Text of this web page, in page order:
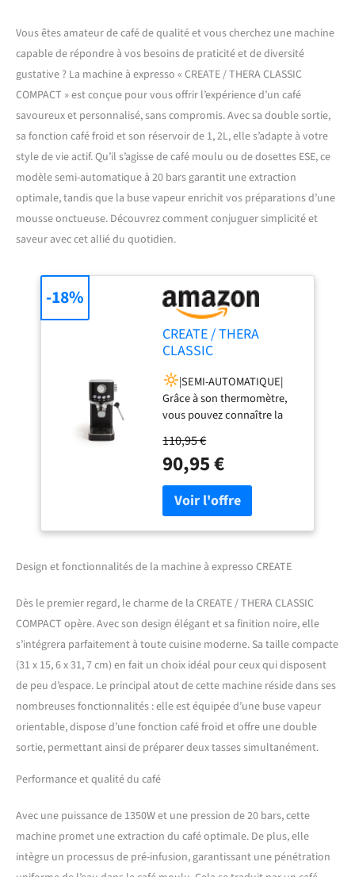
Vous êtes amateur de café de qualité et vous cherchez une machine
capable de répondre à vos besoins de praticité et de diversité
gustative ? La machine à expresso « CREATE / THERA CLASSIC
COMPACT » est conçue pour vous offrir l’expérience d’un café
savoureux et personnalisé, sans compromis. Avec sa double sortie,
sa fonction café froid et son réservoir de 1, 2L, elle s’adapte à votre
style de vie actif. Qu’il s’agisse de café moulu ou de dosettes ESE, ce
modèle semi-automatique à 20 bars garantit une extraction
optimale, tandis que la buse vapeur enrichit vos préparations d’une
mousse onctueuse. Découvrez comment conjuguer simplicité et
saveur avec cet allié du quotidien.
CREATE / THERA
CLASSIC
expresso noire / 20
bars, semi-
automatique, fonction
café froid, double
sortie, réservoir de
1,2L, café moulu et
dosettes ESE 55 mm,
avec buse vapeur,
1350W
|SEMI-AUTOMATIQUE|
Grâce à son thermomètre,
vous pouvez connaître la
température optimale du
café. De plus, cette machine
à café chauffe rapidement
grâce à sa pompe de
pression de 20 bars,
préparant le café en
quelques minutes. Elle est
valve de sécurité avec un
automatique.
|MOULU +
DOSETTES E.S.E. de 55
mm.| Elle est compatible à
la fois avec du café moulu et
des dosettes E.S.E. de 55
mm. Vous pouvez
également préparer deux
cafés à la fois grâce à son
bras à double sortie. Elle
dispose d'un réservoir d'eau
|FONCTION CAFÉ FROID|
Avec cette option, l'eau du
réservoir ne chauffe pas,
donc le café est à la
110,95 €
90,95 €
-18%
Design et fonctionnalités de la machine à expresso CREATE
Dès le premier regard, le charme de la CREATE / THERA CLASSIC
COMPACT opère. Avec son design élégant et sa finition noire, elle
s’intégrera parfaitement à toute cuisine moderne. Sa taille compacte
(31 x 15, 6 x 31, 7 cm) en fait un choix idéal pour ceux qui disposent
de peu d’espace. Le principal atout de cette machine réside dans ses
nombreuses fonctionnalités : elle est équipée d’une buse vapeur
orientable, dispose d’une fonction café froid et offre une double
sortie, permettant ainsi de préparer deux tasses simultanément.
Performance et qualité du café
Avec une puissance de 1350W et une pression de 20 bars, cette
machine promet une extraction du café optimale. De plus, elle
intègre un processus de pré-infusion, garantissant une pénétration